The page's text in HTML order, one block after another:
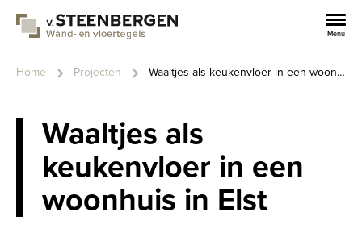
inhoud
Menu
Kruimelpad
Home Projecten Waaltjes als keukenvloer in een woonhuis in Elst
Waaltjes als
keukenvloer in een
woonhuis in Elst